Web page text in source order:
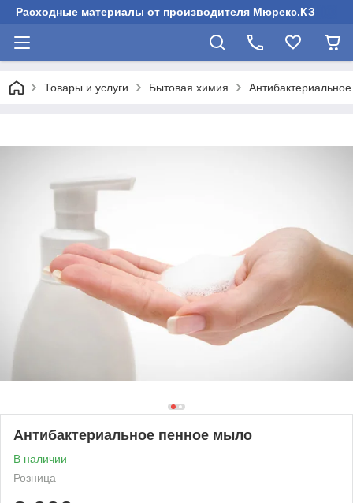
Расходные материалы от производителя Мюрекс.КЗ
Товары и услуги Бытовая химия
Антибактериальное пенное мыло
В наличии
Розница